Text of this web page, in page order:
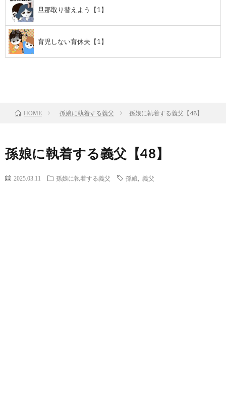
旦那取り替えよう【1】
育児しない育休夫【1】
HOME 孫娘に執着する義父 孫娘に執着する義父【48】
孫娘に執着する義父【48】
2025.03.11 孫娘に執着する義父 孫娘 義父